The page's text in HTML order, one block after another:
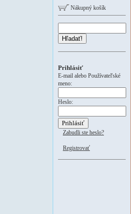
Nákupný košík
Hľadať!
Prihlásiť
E-mail alebo Používateľské
meno:
Heslo:
Zabudli ste heslo?
Registrovať